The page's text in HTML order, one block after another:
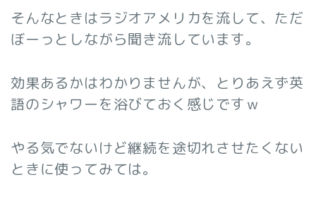
そんなときはラジオアメリカを流して、ただ
ぼーっとしながら聞き流しています。
効果あるかはわかりませんが、とりあえず英
語のシャワーを浴びておく感じですｗ
やる気でないけど継続を途切れさせたくない
ときに使ってみては。